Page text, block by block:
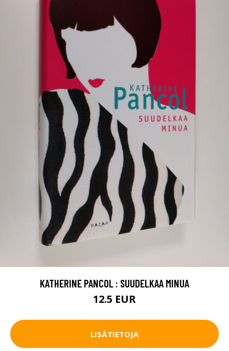
KATHERINE PANCOL : SUUDELKAA MINUA
12.5 EUR
LISÄTIETOJA